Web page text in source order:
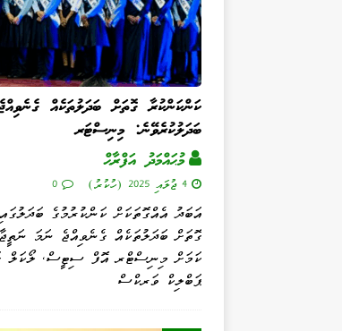
ކަންކަންކުރާ ގޮތަށް ބަދަލުތަކެއް
ބަދަލުކުރެވޭނެ: މިނިސްޓަރ
މުޙައްމަދު އަފްރާޙް
4 ޖުލައި 2025 (ހުކުރު) 0
އަބަދު އެއްގޮތަކަށް ކަންކުރުމުގެ
ގޮތަށް ބަދަލުތަކެއް ގެނެވިއްޖެ ނަމަ
ކަމަށް މިނިސްޓްރ އޮފް ސިޓީސް، ލޯކަލް
ޕަބްލިކް ވަރކްސް